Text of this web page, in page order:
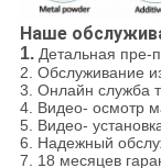
Наше
1. Детальная пре-
2. Обслуживание
3. Онлайн служба
4. Видео- осмотр
5. Видео-
6. Надежный
7. 18 месяцев